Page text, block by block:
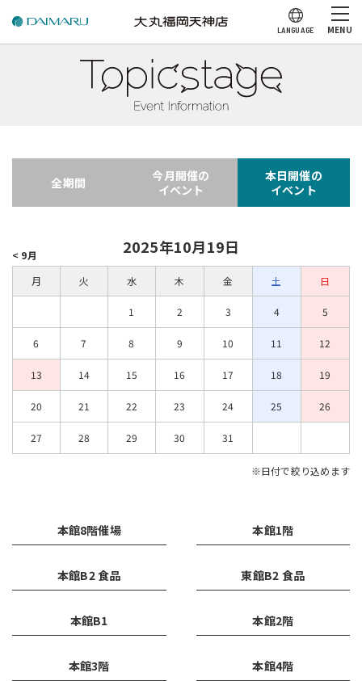
LANGUAGE MENU
全期間
今月開催の
イベント
本日開催の
イベント
2025年10月19日
< 9月
月
火 水 木 金 土 日
1 2 3 4 5
6 7 8 9 10 11 12
13 14 15 16 17 18 19
20 21 22 23 24 25 26
27 28 29 30 31
※日付で絞り込めます
本館8階催場 本館1階
本館B2 食品 東館B2 食品
本館B1 本館2階
本館3階 本館4階